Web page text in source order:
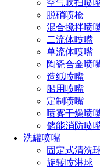
空气吹扫喷
脱硝喷枪
混合搅拌喷
二流体喷嘴
单流体喷嘴
陶瓷合金喷
造纸喷嘴
船用喷嘴
定制喷嘴
喷雾干燥喷
储能消防喷
洗罐喷嘴
固定式清洗
旋转喷淋球
一、水泥厂脱硝喷
水泥厂脱硝喷枪
到水泥窑的高温区域
发生化学反应，将其
厂就能有效降低NOx